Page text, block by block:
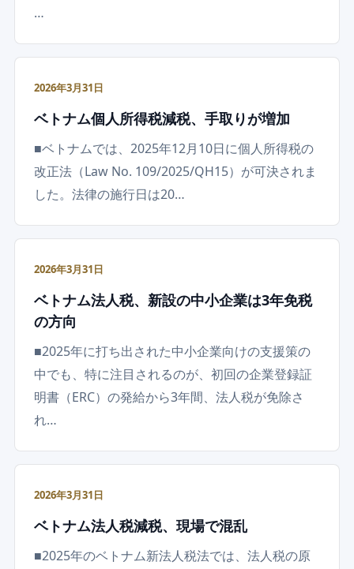
…
2026年3月31日
ベトナム個人所得税減税、手取りが増加
■ベトナムでは、2025年12月10日に個人所得税の
改正法（Law No. 109/2025/QH15）が可決されま
した。法律の施行日は20…
2026年3月31日
ベトナム法人税、新設の中小企業は3年免税
の方向
■2025年に打ち出された中小企業向けの支援策の
中でも、特に注目されるのが、初回の企業登録証
明書（ERC）の発給から3年間、法人税が免除さ
れ…
2026年3月31日
ベトナム法人税減税、現場で混乱
■2025年のベトナム新法人税法では、法人税の原